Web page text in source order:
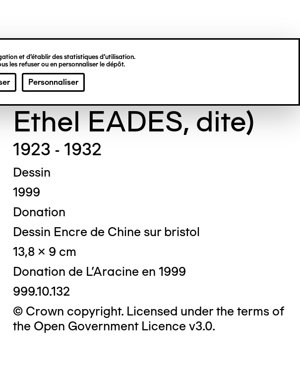
et d’établir des statistiques d’utilisation.
les refuser ou en personnaliser le dépôt.
Personnaliser
Madge GILL (Maude
Ethel EADES, dite)
1923 - 1932
Dessin
1999
Donation
Dessin Encre de Chine sur bristol
13,8 x 9 cm
Donation de L'Aracine en 1999
999.10.132
© Crown copyright. Licensed under the terms of
the Open Government Licence v3.0.